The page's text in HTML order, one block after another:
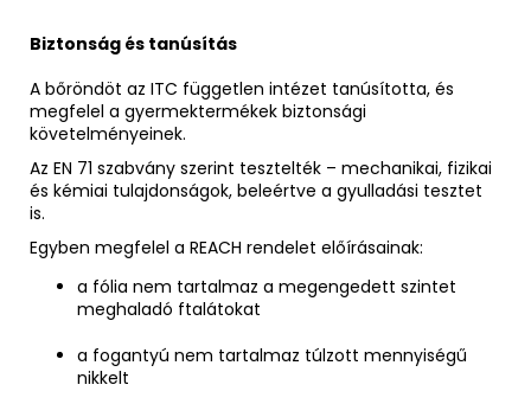
Biztonság és tanúsítás
A bőröndöt az ITC független intézet tanúsította, és
megfelel a gyermektermékek biztonsági
követelményeinek.
Az EN 71 szabvány szerint tesztelték – mechanikai, fizikai
és kémiai tulajdonságok, beleértve a gyulladási tesztet
is.
Egyben megfelel a REACH rendelet előírásainak:
a fólia nem tartalmaz a megengedett szintet
meghaladó ftalátokat
a fogantyú nem tartalmaz túlzott mennyiségű
nikkelt